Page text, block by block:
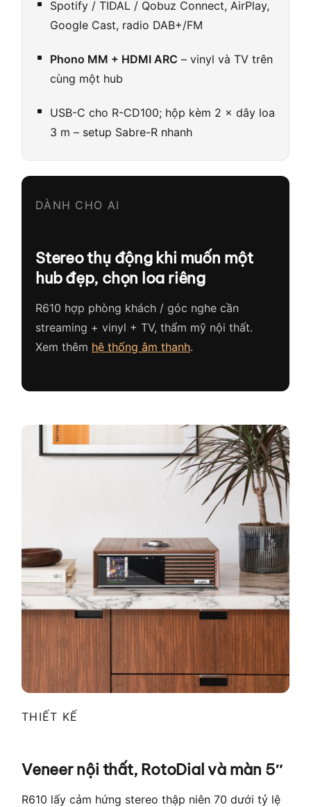
Spotify / TIDAL / Qobuz Connect, AirPlay,
Google Cast, radio DAB+/FM
Phono MM + HDMI ARC – vinyl và TV trên
cùng một hub
USB-C cho R-CD100; hộp kèm 2 × dây loa
3 m – setup Sabre-R nhanh
DÀNH CHO AI
Stereo thụ động khi muốn một
hub đẹp, chọn loa riêng
R610 hợp phòng khách / góc nghe cần
streaming + vinyl + TV, thẩm mỹ nội thất.
Xem thêm hệ thống âm thanh.
THIẾT KẾ
Veneer nội thất, RotoDial và màn 5″
R610 lấy cảm hứng stereo thập niên 70 dưới tỷ lệ